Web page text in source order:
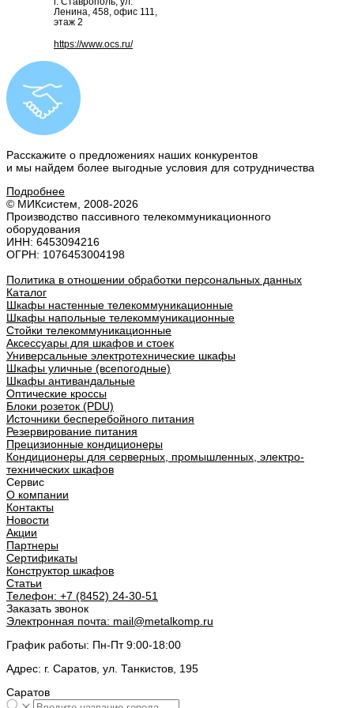
Ленина, 458, офис 111,
этаж 2
https://www.ocs.ru/
Расскажите о предложениях наших конкурентов
и мы найдем более выгодные условия для сотрудничества
Подробнее
© МИКсистем, 2008-2026
Производство пассивного телекоммуникационного
оборудования
ИНН: 6453094216
ОГРН: 1076453004198
Политика в отношении обработки персональных данных
Каталог
Шкафы настенные телекоммуникационные
Шкафы напольные телекоммуникационные
Стойки телекоммуникационные
Аксессуары для шкафов и стоек
Универсальные электротехнические шкафы
Шкафы уличные (всепогодные)
Шкафы антивандальные
Оптические кроссы
Блоки розеток (PDU)
Источники бесперебойного питания
Резервирование питания
Прецизионные кондиционеры
Кондиционеры для серверных, промышленных, электро-
технических шкафов
Сервис
О компании
Контакты
Новости
Акции
Партнеры
Сертификаты
Конструктор шкафов
Статьи
Телефон: +7 (8452) 24-30-51
Заказать звонок
Электронная почта: mail@metalkomp.ru
График работы: Пн-Пт 9:00-18:00
Адрес: г. Саратов, ул. Танкистов, 195
Саратов